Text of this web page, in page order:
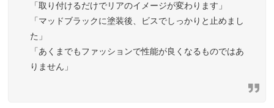
「取り付けるだけでリアのイメージが変わります」
「マッドブラックに塗装後、ビスでしっかりと止めまし
た」
「あくまでもファッションで性能が良くなるものではあ
りません」